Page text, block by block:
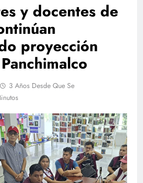
y docentes de
proyección
3 Años Desde Que Se